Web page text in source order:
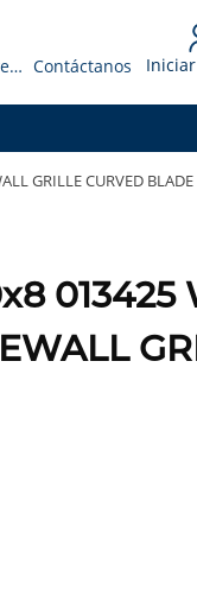
Solicitar Presupuesto Contáctanos
GRILLE CURVED BLADE
013425